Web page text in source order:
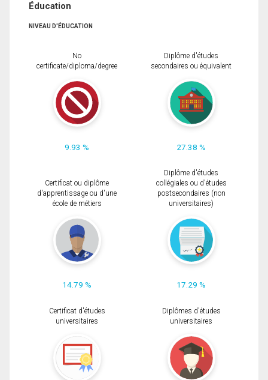
Éducation
NIVEAU D'ÉDUCATION
No
certificate/diploma/degree
9.93 %
Diplôme d'études
secondaires ou équivalent
27.38 %
Certificat ou diplôme
d'apprentissage ou d'une
école de métiers
14.79 %
Diplôme d'études
collégiales ou d'études
postsecondaires (non
universitaires)
17.29 %
Certificat d'études
universitaires
Diplômes d'études
universitaires